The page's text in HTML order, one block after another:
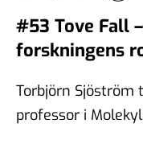
#53 Tove Fall
forskningens
Torbjörn Sjöström
professor i